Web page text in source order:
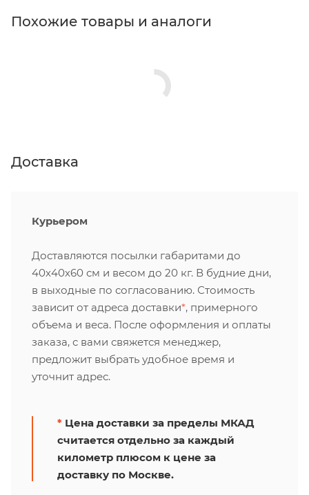
Похожие товары и аналоги
Доставка
Курьером
Доставляются посылки габаритами до
40х40х60 см и весом до 20 кг. В будние дни,
в выходные по согласованию. Стоимость
зависит от адреса доставки*, примерного
объема и веса. После оформления и оплаты
заказа, с вами свяжется менеджер,
предложит выбрать удобное время и
уточнит адрес.
* Цена доставки за пределы МКАД
считается отдельно за каждый
километр плюсом к цене за
доставку по Москве.